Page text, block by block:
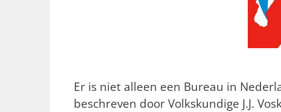
Er is niet alleen een Bureau in
beschreven door Volkskundige J.J.